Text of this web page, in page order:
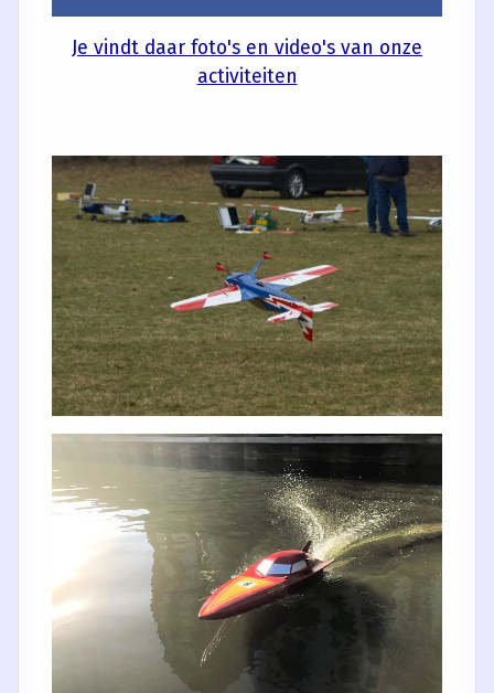
Je vindt daar foto's en video's van onze
activiteiten